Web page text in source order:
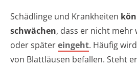
Schädlinge und Krankheiten
schwächen, dass er nicht
oder spätereingeht. Häufig
von Blattläusen befallen. Steht